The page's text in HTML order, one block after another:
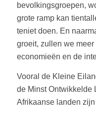
bevolkingsgroepen,
grote ramp kan
teniet doen. En
groeit, zullen we
economieën en de
Vooral de Kleine
de Minst Ontwikkelde
Afrikaanse landen